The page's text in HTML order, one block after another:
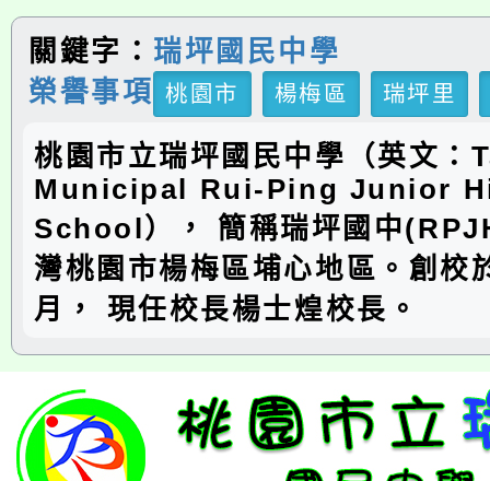
關鍵字： 瑞坪國民中學
榮譽事項
桃園市 楊梅區 瑞坪里
桃園市立瑞坪國民中學（英文：
Municipal Rui-Ping Junior
School）， 簡稱瑞坪國中
灣桃園市楊梅區埔心地區。創校
月， 現任校長楊士煌校長。